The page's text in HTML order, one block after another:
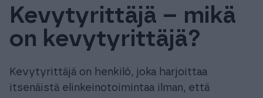
Tuki & Koulutus
Meistä & Ajankohtaista
Kevytyrittäjä – mikä
on kevytyrittäjä?
Kevytyrittäjä on henkilö, joka harjoittaa
itsenäistä elinkeinotoimintaa ilman, että